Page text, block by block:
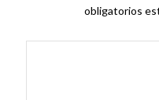
obligatorios